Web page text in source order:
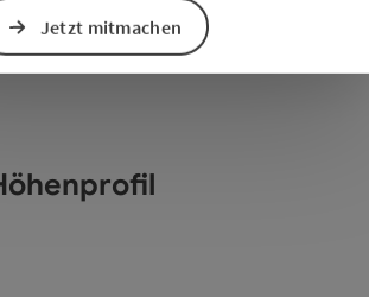
Jetzt mitmachen